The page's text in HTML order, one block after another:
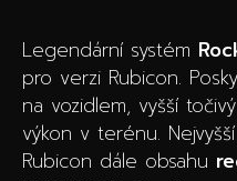
Legendární systém
pro verzi Rubicon.
na vozidlem, vyšší
výkon v terénu.
Rubicon dále obsahu